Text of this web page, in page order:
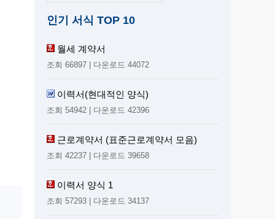
인기 서식 TOP 10
월세 계약서
조회 66897 | 다운로드 44072
이력서(현대적인 양식)
조회 54942 | 다운로드 42396
근로계약서 (표준근로계약서 모음)
조회 42237 | 다운로드 39658
이력서 양식 1
조회 57293 | 다운로드 34137